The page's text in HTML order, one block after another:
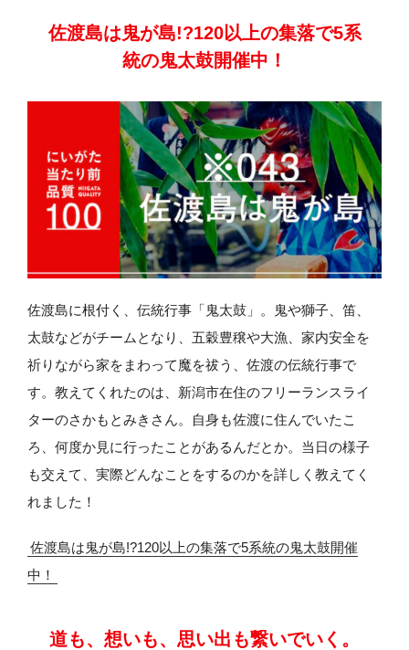
佐渡島は鬼が島!?120以上の集落で5系
統の鬼太鼓開催中！
佐渡島に根付く、伝統行事「鬼太鼓」。鬼や獅子、笛、
太鼓などがチームとなり、五穀豊穣や大漁、家内安全を
祈りながら家をまわって魔を祓う、佐渡の伝統行事で
す。教えてくれたのは、新潟市在住のフリーランスライ
ターのさかもとみきさん。自身も佐渡に住んでいたこ
ろ、何度か見に行ったことがあるんだとか。当日の様子
も交えて、実際どんなことをするのかを詳しく教えてく
れました！
佐渡島は鬼が島!?120以上の集落で5系統の鬼太鼓開催
中！
道も、想いも、思い出も繋いでいく。